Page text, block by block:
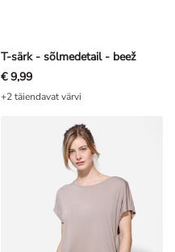
€ 9,99
+2 täiendavat värvi